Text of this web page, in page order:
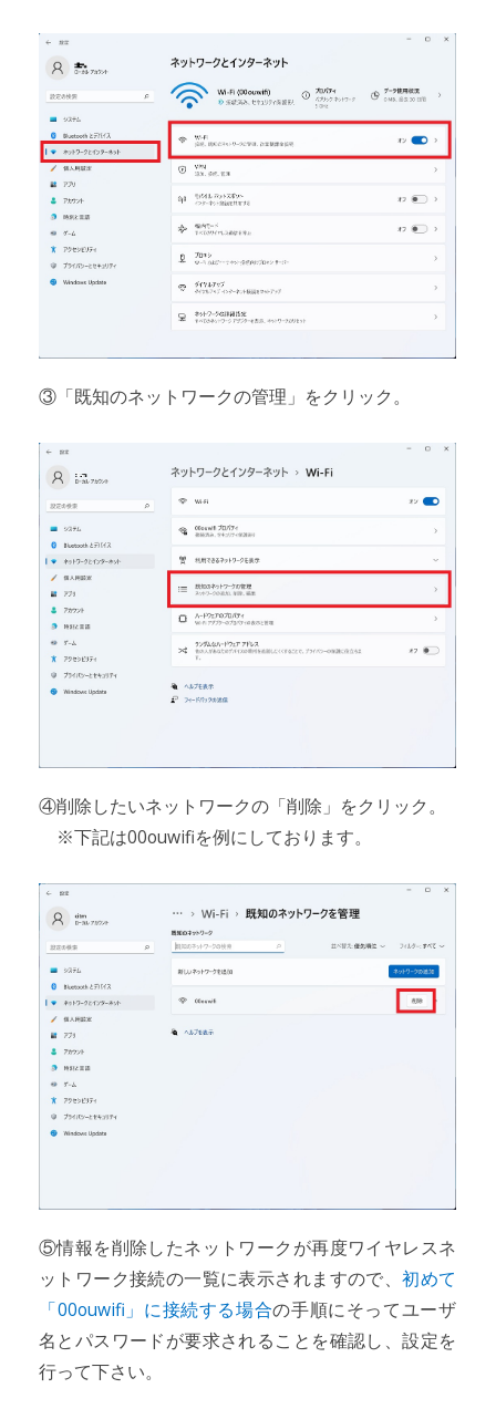
③「既知のネットワークの管理」をクリック。
④削除したいネットワークの「削除」をクリック。
※下記は00ouwifiを例にしております。
⑤情報を削除したネットワークが再度ワイヤレスネ
ットワーク接続の一覧に表示されますので、初めて
「00ouwifi」に接続する場合の手順にそってユーザ
名とパスワードが要求されることを確認し、設定を
行って下さい。